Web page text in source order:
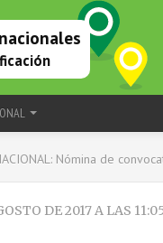
Nómina de
DE 2017 A LAS